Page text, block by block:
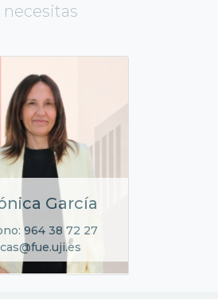
necesitas
García
964 38 72 27